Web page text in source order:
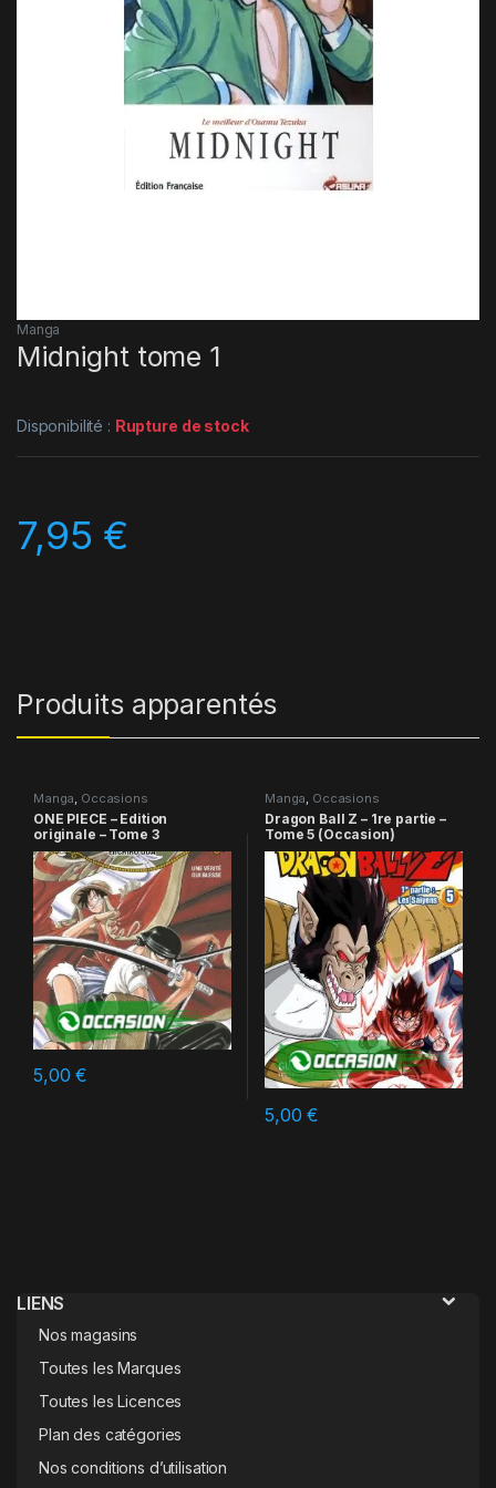
Manga
Midnight tome 1
Disponibilité : Rupture de stock
7,95 €
Produits apparentés
Manga, Occasions
ONE PIECE – Edition
originale – Tome 3
5,00€
Manga, Occasions
Dragon Ball Z – 1re partie –
Tome 5 (Occasion)
5,00€
LIENS
Nos magasins
Toutes les Marques
Toutes les Licences
Plan des catégories
Nos conditions d’utilisation